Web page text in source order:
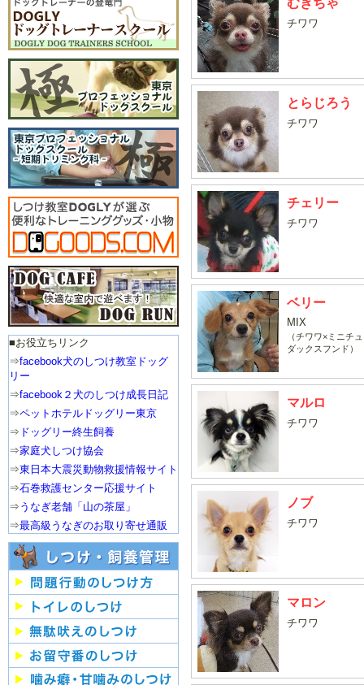
むぎちゃ
チワワ
とらじろう
チワワ
チェリー
チワワ
ベリー
MIX
（チワワ×ミニチ
ダックスフンド）
マルロ
チワワ
ノブ
チワワ
マロン
チワワ
■お役立ちリンク
⇒facebook犬のしつけ教室ドッグ
リー
⇒facebook２犬のしつけ成長日記
⇒ペットホテルドッグリー東京
⇒ ドッグリー終生飼養
⇒家庭犬しつけ協会
⇒東日本大震災動物救援情報サイト
⇒石巻救護センター応援サイト
⇒ うなぎ老舗「山の茶屋」
⇒最高級うなぎのお取り寄せ通販